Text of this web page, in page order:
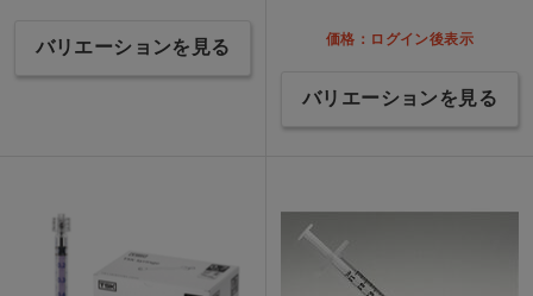
バリエーションを見る 価格：ログイン後表示
バリエーションを見る